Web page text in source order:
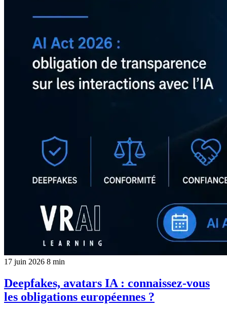
17 juin 2026 8 min
Deepfakes, avatars IA : connaissez-vous
les obligations européennes ?